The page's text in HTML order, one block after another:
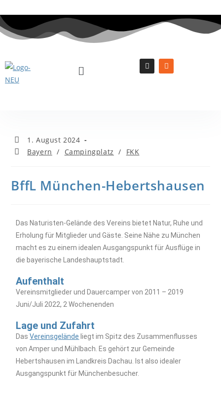
1. August 2024
Bayern
/ Campingplatz / FKK
BffL München-Hebertshausen
Das Naturisten-Gelände des Vereins bietet Natur, Ruhe und
Erholung für Mitglieder und Gäste. Seine Nähe zu München
macht es zu einem idealen Ausgangspunkt für Ausflüge in
die bayerische Landeshauptstadt.
Aufenthalt
Vereinsmitglieder und Dauercamper von 2011 – 2019
Juni/Juli 2022, 2 Wochenenden
Lage und Zufahrt
DasVereinsgelände liegt im Spitz des Zusammenflusses
von Amper und Mühlbach. Es gehört zur Gemeinde
Hebertshausen im Landkreis Dachau. Ist also idealer
Ausgangspunkt für Münchenbesucher.